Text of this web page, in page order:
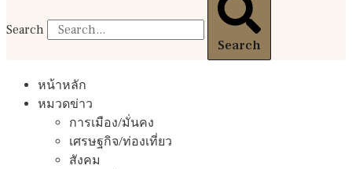
Search
Search
หน้าหลัก
หมวดข่าว
การเมือง/มั่นคง
เศรษฐกิจ/ท่องเที่ยว
สังคม